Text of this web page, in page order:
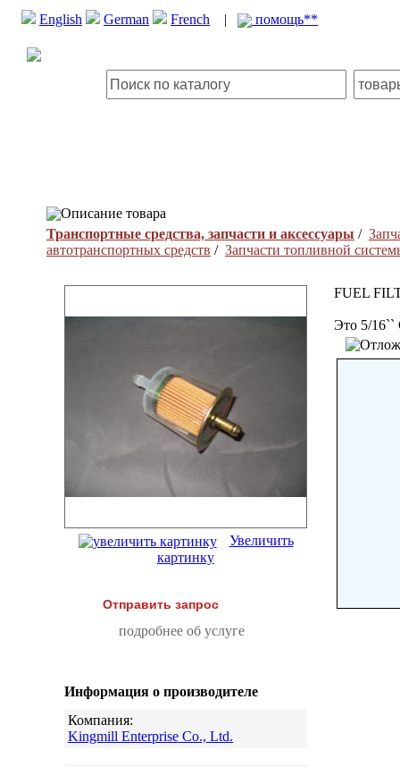
English German French | помощь**
Описание товара
Транспортные средства, запчасти и аксессуары /
автотранспортных средств / Запчасти топливной
Увеличить
картинку
Отправить запрос
подробнее об услуге
Информация о производителе
Компания:
Kingmill Enterprise Co., Ltd.
FUEL
Это 5/16``